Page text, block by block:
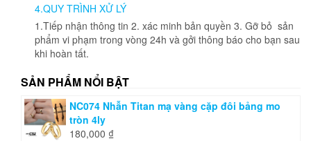
sản
phẩm
4.QUY TRÌNH XỬ LÝ
1.Tiếp nhận thông tin 2. xác minh bản quyền 3. Gỡ bỏ sản
phẩm vi phạm trong vòng 24h và gởi thông báo cho bạn sau
khi hoàn tất.
SẢN PHẨM NỔI BẬT
NC074 Nhẫn Titan mạ vàng cặp đôi bảng mo
tròn 4ly
180,000 ₫